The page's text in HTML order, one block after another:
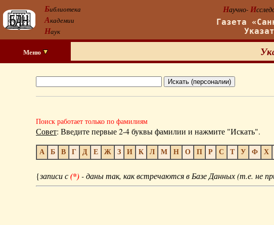
Библиотека
Академии
Наук
Научно- И
Газета
Меню
Поиск работает только по фамилиям
Совет: Введите первые 2-4 буквы фамилии и нажмите "Искать".
А Б В Г Д Е Ж З И К Л М Н О П Р С Т У Ф Х
{записи с(*)- даны так, как встречаются в Базе Данных (т.е. не